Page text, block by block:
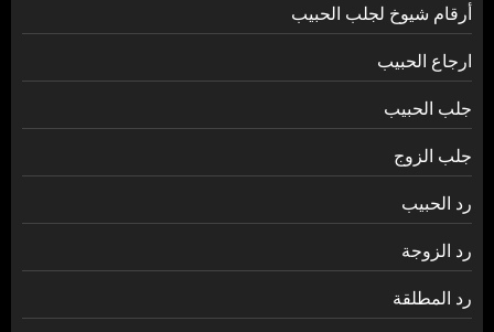
أرقام شيوخ لجلب الحبيب
ارجاع الحبيب
جلب الحبيب
جلب الزوج
رد الحبيب
رد الزوجة
رد المطلقة